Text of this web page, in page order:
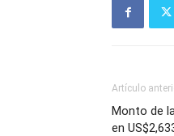
Artículo
Monto de
en